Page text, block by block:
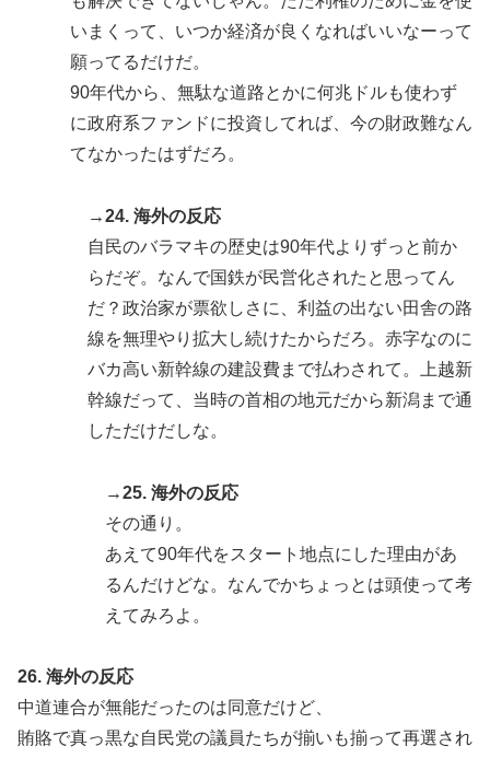
いまくって、いつか経済が良くなればいいなーって
願ってるだけだ。
90年代から、無駄な道路とかに何兆ドルも使わず
に政府系ファンドに投資してれば、今の財政難なん
てなかったはずだろ。
→24. 海外の反応
自民のバラマキの歴史は90年代よりずっと前か
らだぞ。なんで国鉄が民営化されたと思ってん
だ？政治家が票欲しさに、利益の出ない田舎の路
線を無理やり拡大し続けたからだろ。赤字なのに
バカ高い新幹線の建設費まで払わされて。上越新
幹線だって、当時の首相の地元だから新潟まで通
しただけだしな。
→25. 海外の反応
その通り。
あえて90年代をスタート地点にした理由があ
るんだけどな。なんでかちょっとは頭使って考
えてみろよ。
26. 海外の反応
中道連合が無能だったのは同意だけど、
賄賂で真っ黒な自民党の議員たちが揃いも揃って再選され